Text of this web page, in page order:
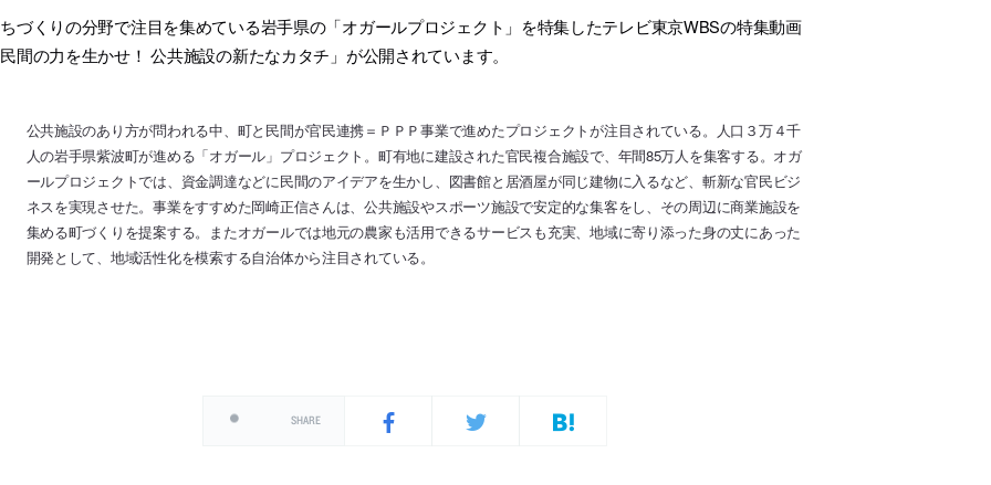
づくりの分野で注目を集めている岩手県の「オガールプロジェクト」を特集したテレビ東京WBSの特集動画
間の力を生かせ！ 公共施設の新たなカタチ」が公開されています。
公共施設のあり方が問われる中、町と民間が官民連携＝ＰＰＰ事業で進めたプロジェクトが注目されている。人口３万４千
人の岩手県紫波町が進める「オガール」プロジェクト。町有地に建設された官民複合施設で、年間85万人を集客する。オガ
ールプロジェクトでは、資金調達などに民間のアイデアを生かし、図書館と居酒屋が同じ建物に入るなど、斬新な官民ビジ
ネスを実現させた。事業をすすめた岡崎正信さんは、公共施設やスポーツ施設で安定的な集客をし、その周辺に商業施設を
集める町づくりを提案する。またオガールでは地元の農家も活用できるサービスも充実、地域に寄り添った身の丈にあった
開発として、地域活性化を模索する自治体から注目されている。
SHARE